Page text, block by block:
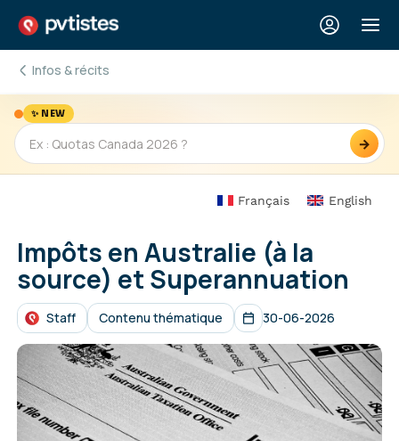
Infos & récits
✨ NEW
→
Français English
Impôts en Australie (à la
source) et Superannuation
Staff Contenu thématique 30-06-2026